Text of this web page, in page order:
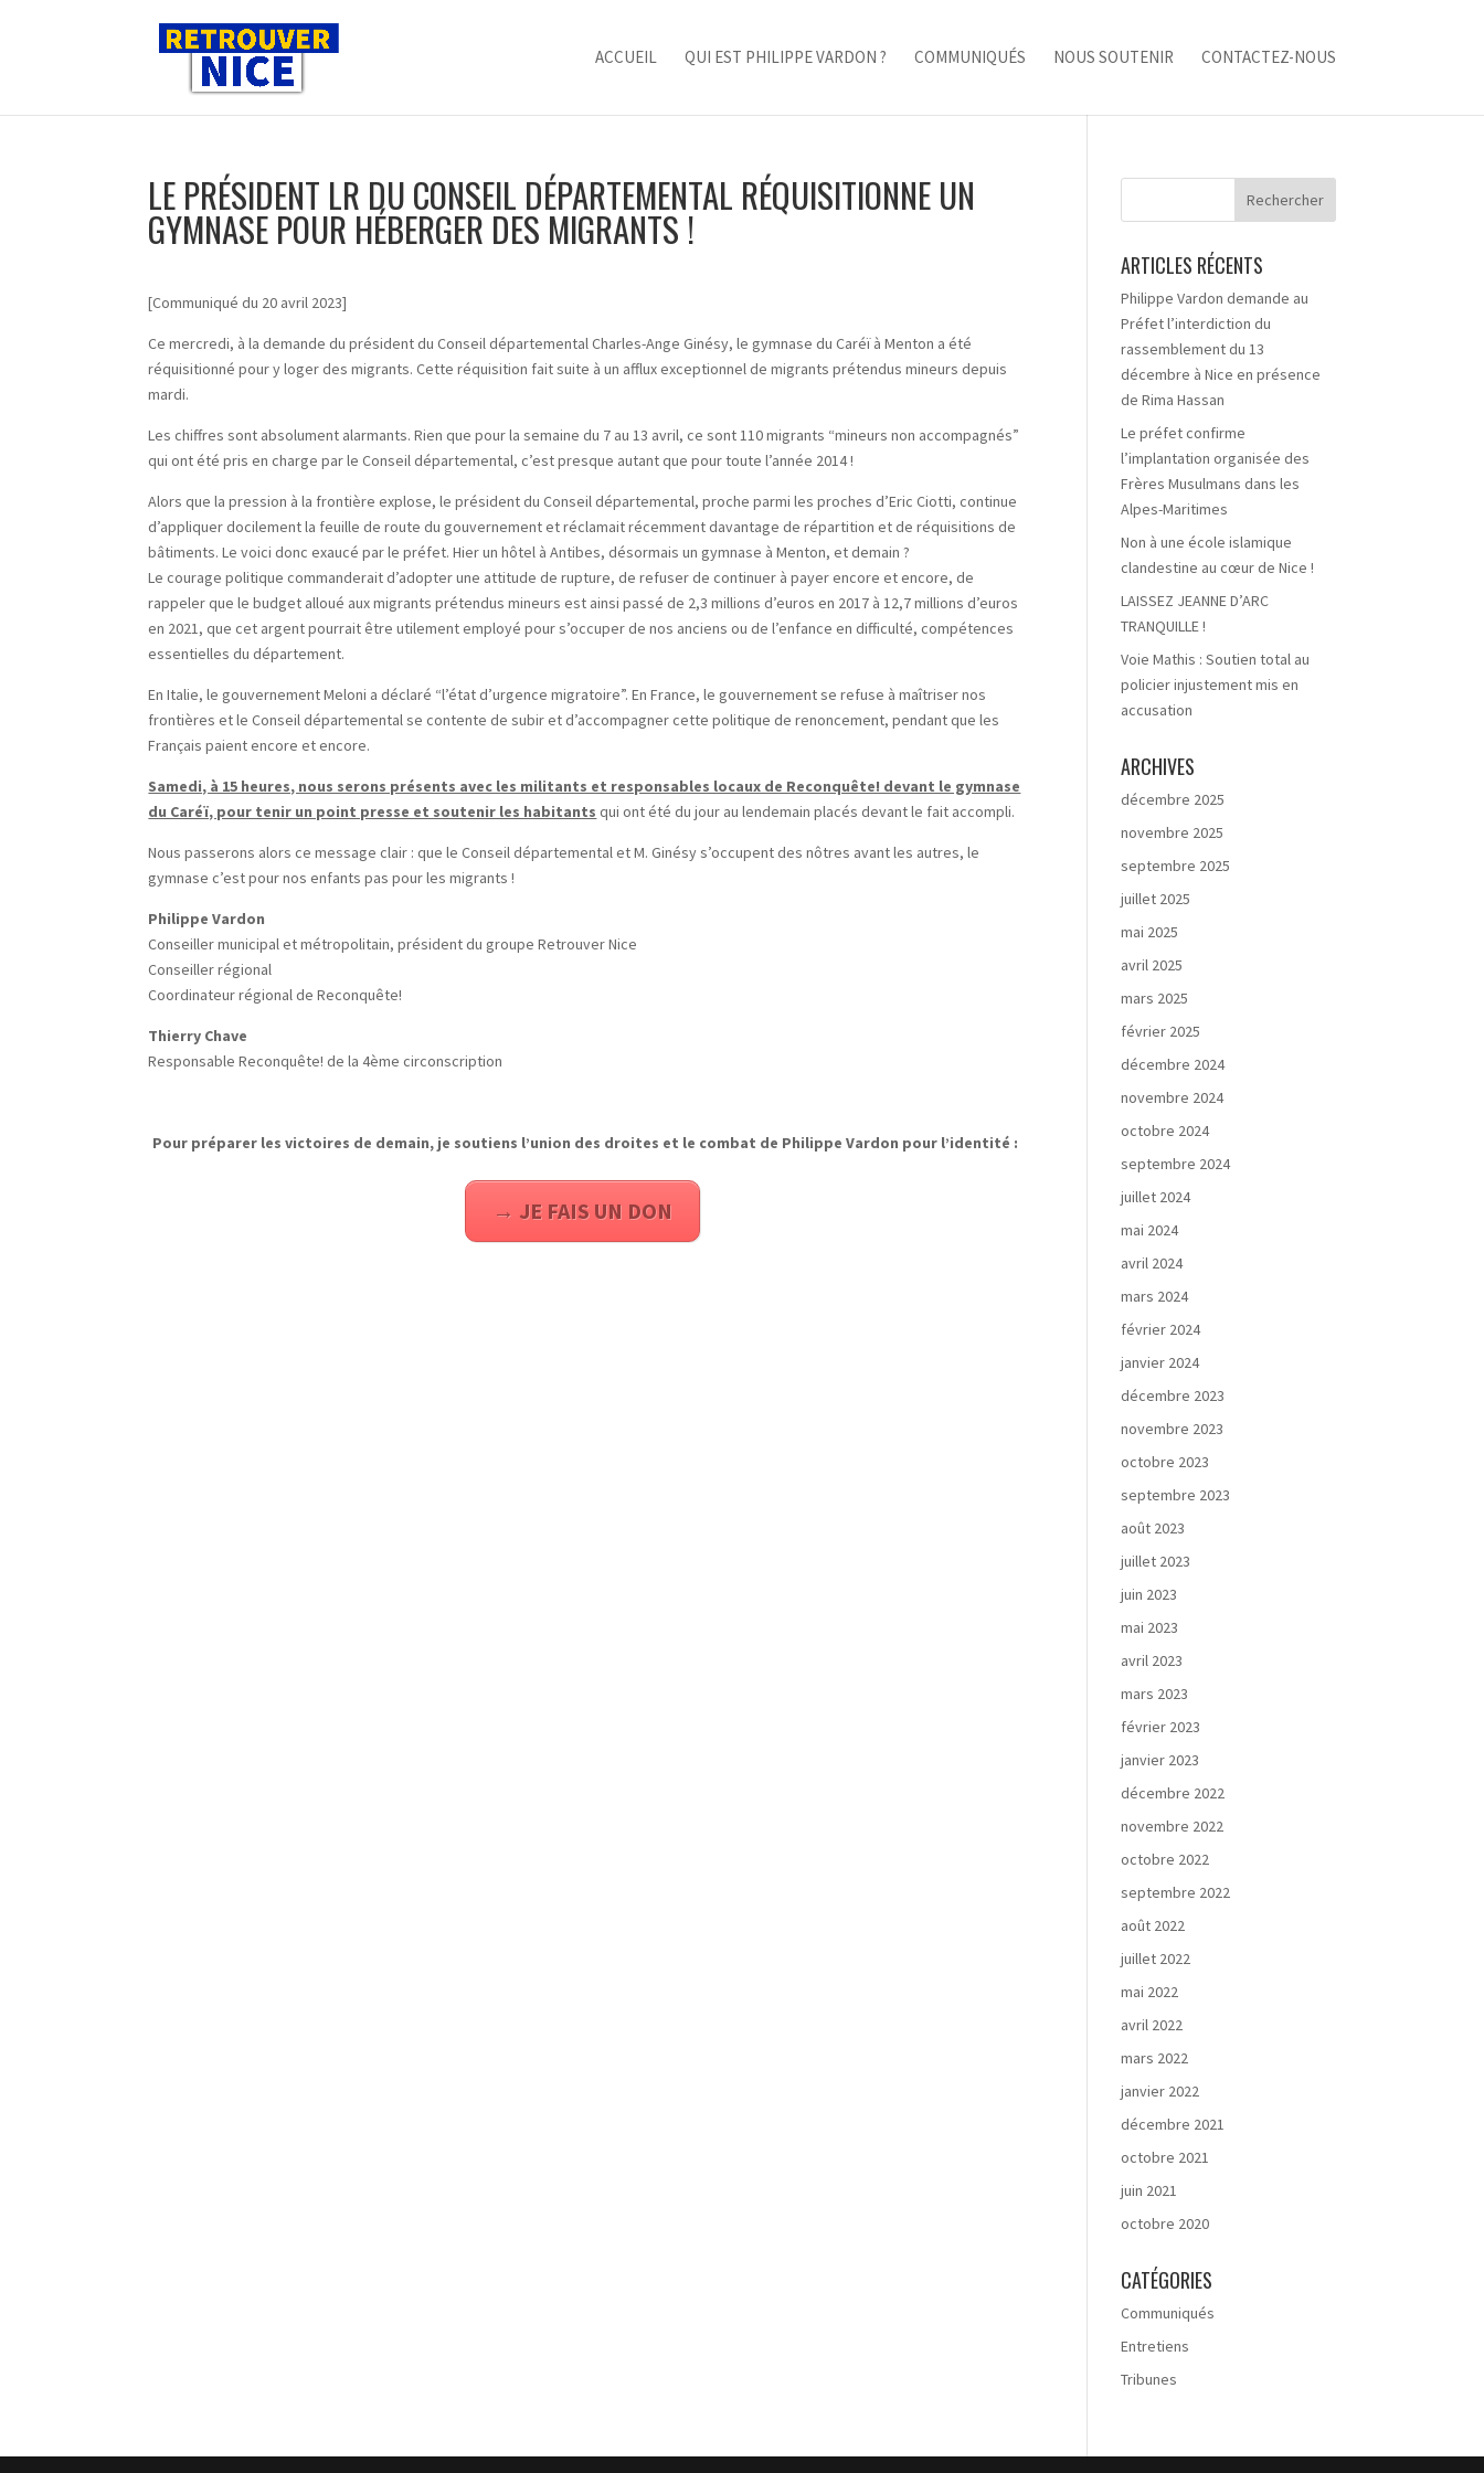
ACCUEIL QUI EST PHILIPPE VARDON ? COMMUNIQUÉS NOUS SOUTENIR CONTACTEZ-NOUS
LE PRÉSIDENT LR DU CONSEIL DÉPARTEMENTAL RÉQUISITIONNE UN
GYMNASE POUR HÉBERGER DES MIGRANTS !
[Communiqué du 20 avril 2023]
Ce mercredi, à la demande du président du Conseil départemental Charles-Ange Ginésy, le gymnase du Caréï à Menton a été
réquisitionné pour y loger des migrants. Cette réquisition fait suite à un afflux exceptionnel de migrants prétendus mineurs depuis
mardi.
Les chiffres sont absolument alarmants. Rien que pour la semaine du 7 au 13 avril, ce sont 110 migrants “mineurs non accompagnés”
qui ont été pris en charge par le Conseil départemental, c’est presque autant que pour toute l’année 2014 !
Alors que la pression à la frontière explose, le président du Conseil départemental, proche parmi les proches d’Eric Ciotti, continue
d’appliquer docilement la feuille de route du gouvernement et réclamait récemment davantage de répartition et de réquisitions de
bâtiments. Le voici donc exaucé par le préfet. Hier un hôtel à Antibes, désormais un gymnase à Menton, et demain ?
Le courage politique commanderait d’adopter une attitude de rupture, de refuser de continuer à payer encore et encore, de
rappeler que le budget alloué aux migrants prétendus mineurs est ainsi passé de 2,3 millions d’euros en 2017 à 12,7 millions d’euros
en 2021, que cet argent pourrait être utilement employé pour s’occuper de nos anciens ou de l’enfance en difficulté, compétences
essentielles du département.
En Italie, le gouvernement Meloni a déclaré “l’état d’urgence migratoire”. En France, le gouvernement se refuse à maîtriser nos
frontières et le Conseil départemental se contente de subir et d’accompagner cette politique de renoncement, pendant que les
Français paient encore et encore.
Samedi, à 15 heures, nous serons présents avec les militants et responsables locaux de Reconquête! devant le gymnase
du Caréï, pour tenir un point presse et soutenir les habitants qui ont été du jour au lendemain placés devant le fait accompli.
Nous passerons alors ce message clair : que le Conseil départemental et M. Ginésy s’occupent des nôtres avant les autres, le
gymnase c’est pour nos enfants pas pour les migrants !
Philippe Vardon
Conseiller municipal et métropolitain, président du groupe Retrouver Nice
Conseiller régional
Coordinateur régional de Reconquête!
Thierry Chave
Responsable Reconquête! de la 4ème circonscription
Pour préparer les victoires de demain, je soutiens l’union des droites et le combat de Philippe Vardon pour l’identité :
→ JE FAIS UN DON
ARTICLES RÉCENTS
Philippe Vardon demande au
Préfet l’interdiction du
rassemblement du 13
décembre à Nice en présence
de Rima Hassan
Le préfet confirme
l’implantation organisée des
Frères Musulmans dans les
Alpes-Maritimes
Non à une école islamique
clandestine au cœur de Nice !
LAISSEZ JEANNE D’ARC
TRANQUILLE !
Voie Mathis : Soutien total au
policier injustement mis en
accusation
ARCHIVES
décembre 2025
novembre 2025
septembre 2025
juillet 2025
mai 2025
avril 2025
mars 2025
février 2025
décembre 2024
novembre 2024
octobre 2024
septembre 2024
juillet 2024
mai 2024
avril 2024
mars 2024
février 2024
janvier 2024
décembre 2023
novembre 2023
octobre 2023
septembre 2023
août 2023
juillet 2023
juin 2023
mai 2023
avril 2023
mars 2023
février 2023
janvier 2023
décembre 2022
novembre 2022
octobre 2022
septembre 2022
août 2022
juillet 2022
mai 2022
avril 2022
mars 2022
janvier 2022
décembre 2021
octobre 2021
juin 2021
octobre 2020
CATÉGORIES
Communiqués
Entretiens
Tribunes